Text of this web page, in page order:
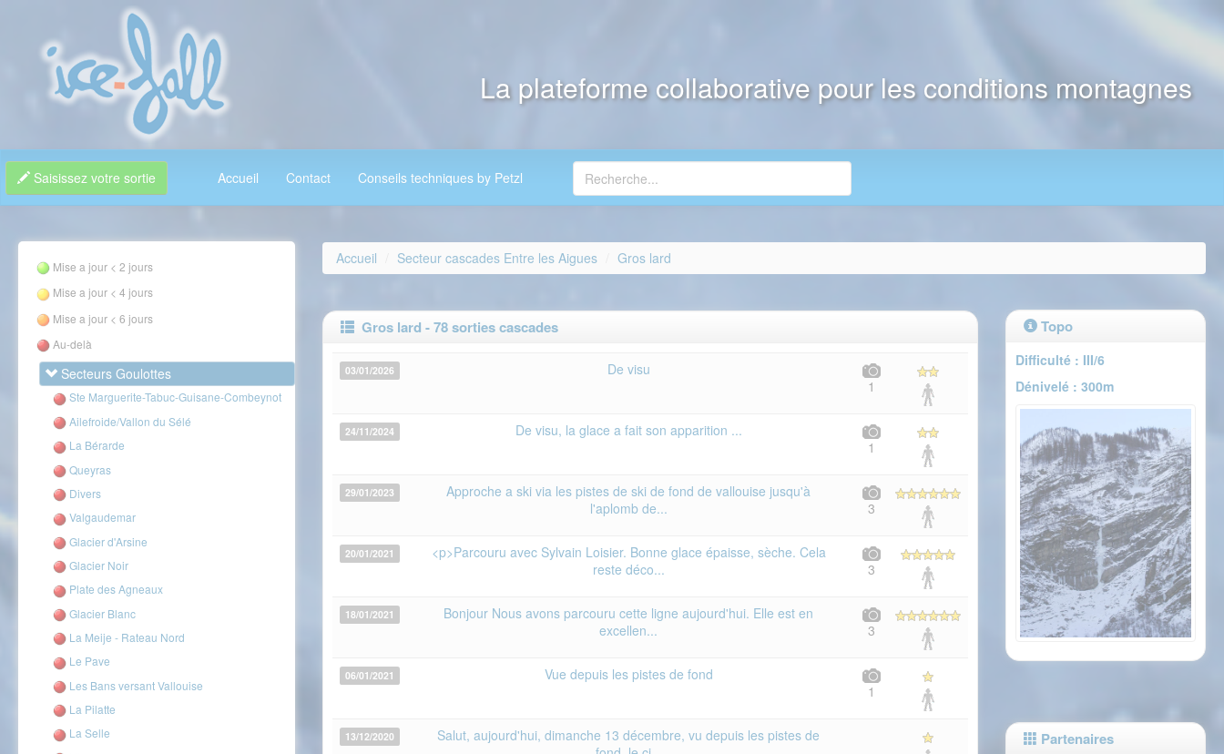
La plateforme collaborative pour les conditions montagnes
Saisissez votre sortie Accueil Contact Conseils techniques by Petzl
Mise a jour < 2 jours
Mise a jour < 4 jours
Mise a jour < 6 jours
Au-delà
Secteurs Goulottes
Ste Marguerite-Tabuc-Guisane-Combeynot
Ailefroide/Vallon du Sélé
La Bérarde
Queyras
Divers
Valgaudemar
Glacier d'Arsine
Glacier Noir
Plate des Agneaux
Glacier Blanc
La Meije - Rateau Nord
Le Pave
Les Bans versant Vallouise
La Pilatte
La Selle
Accueil Secteur cascades Entre les Aigues Gros lard
Gros lard - 78 sorties cascades
03/01/2026
De visu
1
24/11/2024
De visu, la glace a fait son apparition ...
1
29/01/2023
Approche a ski via les pistes de ski de fond de vallouise jusqu'à
l'aplomb de...
3
20/01/2021
<p>Parcouru avec Sylvain Loisier. Bonne glace épaisse, sèche. Cela
reste déco...
3
18/01/2021
Bonjour Nous avons parcouru cette ligne aujourd'hui. Elle est en
excellen...
3
06/01/2021
Vue depuis les pistes de fond
1
13/12/2020
Salut, aujourd'hui, dimanche 13 décembre, vu depuis les pistes de
Topo
Difficulté : III/6
Dénivelé : 300m
Partenaires